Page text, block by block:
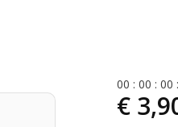
00 :00 :00
€